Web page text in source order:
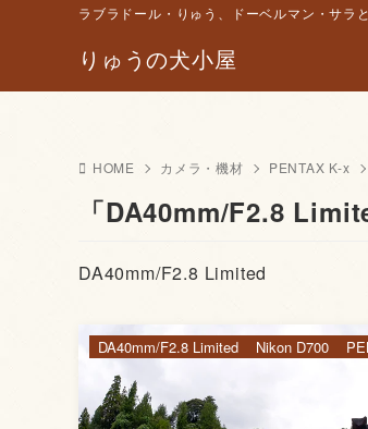
りゅうの犬小屋
ラブラドール・りゅう、ドーベルマン・サラ
HOME カメラ・機材 PENTAX K-x
「DA40mm/F2.8
DA40mm/F2.8 Limited
DA40mm/F2.8 Limited Nikon D700